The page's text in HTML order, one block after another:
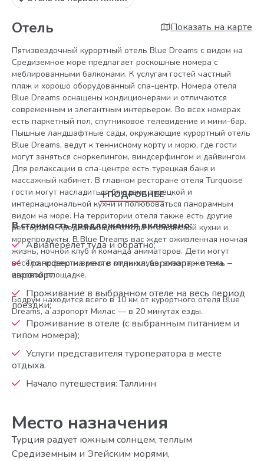
Отель Показать на карте
Пятизвездочный курортный отель Blue Dreams с видом на
Средиземное море предлагает роскошные номера с
меблированными балконами. К услугам гостей частный
пляж и хорошо оборудованный спа-центр. Номера отеля
Blue Dreams оснащены кондиционерами и отличаются
современным и элегантным интерьером. Во всех номерах
есть паркетный пол, спутниковое телевидение и мини-бар.
Пышные ландшафтные сады, окружающие курортный отель
Blue Dreams, ведут к теннисному корту и морю, где гости
могут заняться сноркелингом, виндсерфингом и дайвингом.
Для релаксации в спа-центре есть турецкая баня и
массажный кабинет. В главном ресторане отеля Turquoise
гости могут насладиться блюдами турецкой и
интернациональной кухни и полюбоваться панорамным
видом на море. На территории отеля также есть другие
рестораны, предлагающие блюда итальянской кухни и
морепродукты. В Blue Dreams вас ждет оживленная ночная
жизнь, ночной клуб и команда аниматоров. Дети могут
весело провести время в мини-клубе, аквапарке и на
игровой площадке.
Бодрум находится всего в 10 км от курортного отеля Blue
Dreams, а аэропорт Милас — в 20 минутах езды.
ПОДРОБНЕЕ
В стоимость предложения включено:
Авиаперелёт туда и обратно;
Трансфер на месте отдыха: аэропорт – отель –
аэропорт;
Проживание в выбранном отеле на весь период
поездки;
Проживание в отеле (с выбранным питанием и
типом номера);
Услуги представителя туроператора в месте
отдыха.
Начало путешествия: Таллинн
Место назначения
Турция радует южным солнцем, теплым
Средиземным и Эгейским морями,